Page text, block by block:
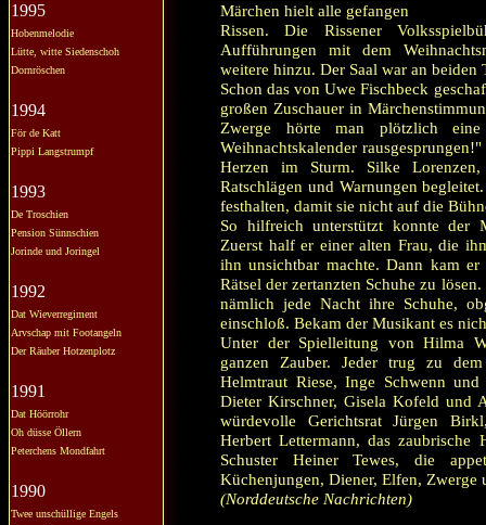
1995
Hobenmelodie
Lütte, witte Siedenschoh
Dornröschen
1994
För de Katt
Pippi Langstrumpf
1993
De Troschien
Pension Sünnschien
Jorinde und Joringel
1992
Dat Wieverregiment
Arvschap mit Footangeln
Der Räuber Hotzenplotz
1991
Dat Höörrohr
Oh düsse Öllern
Peterchens Mondfahrt
1990
Twee unschüllige Engels
Märchen hielt alle gefangen
Rissen. Die Rissener
Aufführungen mit dem
weitere hinzu. Der Saal war an beiden
Schon das von Uwe Fischbeck
großen Zuschauer in
Zwerge hörte man plötzlich
Weihnachtskalender
Herzen im Sturm. Silke
Ratschlägen und Warnungen
festhalten, damit sie nicht auf die
So hilfreich unterstützt konnte der
Zuerst half er einer alten Frau, die
ihn unsichtbar machte. Dann kam
Rätsel der zertanzten Schuhe zu
nämlich jede Nacht ihre Schuhe,
einschloß. Bekam der Musikant es
Unter der Spielleitung von Hilma
ganzen Zauber. Jeder trug zu
Helmtraut Riese, Inge Schwenn
Dieter Kirschner, Gisela Kofeld und
würdevolle Gerichtsrat Jürgen
Herbert Lettermann, das
Schuster Heiner Tewes, die
Küchenjungen, Diener, Elfen, Zwerge
(Norddeutsche Nachrichten)